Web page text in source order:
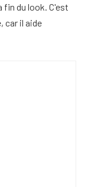
fin du look. C'est
car il aide